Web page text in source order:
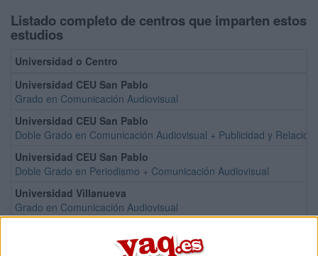
Listado completo de centros que imparten estos
estudios
Universidad o Centro
Universidad CEU San Pablo
Grado en Comunicación Audiovisual
Universidad CEU San Pablo
Doble Grado en Comunicación Audiovisual + Publicidad y
Universidad CEU San Pablo
Doble Grado en Periodismo + Comunicación Audiovisual
Universidad Villanueva
Grado en Comunicación Audiovisual
Grado en Comunicación Audiovisual